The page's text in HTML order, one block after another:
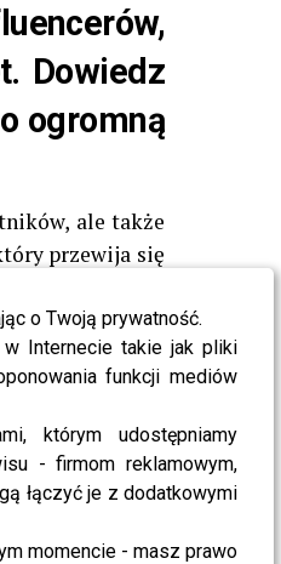
o Twoją prywatność.
Internecie takie jak pliki
funkcji mediów
którym udostępniamy
- firmom reklamowym,
łączyć je z dodatkowymi
momencie - masz prawo
Dowiedz
ogromną
ale także
przewija się
postaci z
rywalom i
z codziennymi
w którym
jedna osoba,
ogromnej
fanów, którego